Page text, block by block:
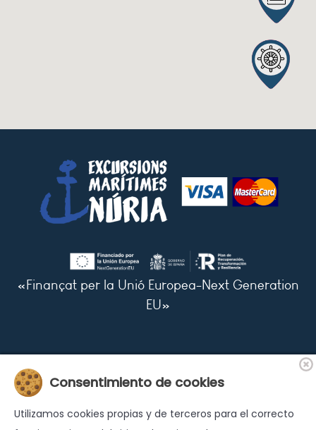
«Finançat per la Unió Europea-Next Generation
EU»
L'itinéraire
Le bateau
FAQs
Consentimiento de cookies
Utilizamos cookies propias y de terceros para el correcto